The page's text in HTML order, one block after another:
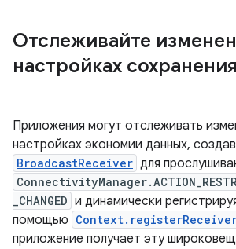
Отслеживайте
настройках
Приложения могут отслеживать
настройках экономии данных,
BroadcastReceiver для
_CHANGED и динамически
помощью
приложение получает эту